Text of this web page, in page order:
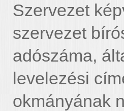
Szervezet
szervezet
adószáma,
levelezési
okmányának